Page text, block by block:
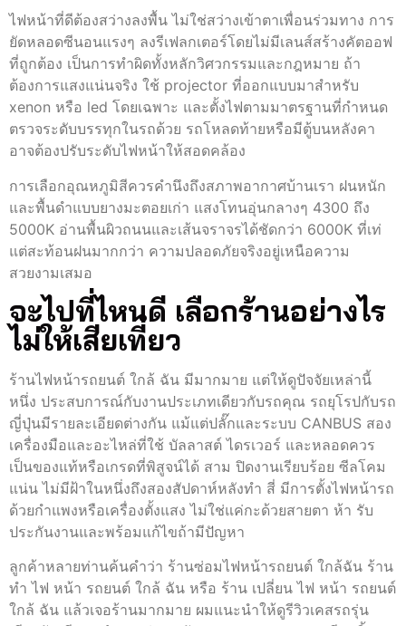
ไฟหน้าที่ดีต้องสว่างลงพื้น ไม่ใช่สว่างเข้าตาเพื่อนร่วมทาง การ
ยัดหลอดซีนอนแรงๆ ลงรีเฟลกเตอร์โดยไม่มีเลนส์สร้างคัตออฟ
ที่ถูกต้อง เป็นการทำผิดทั้งหลักวิศวกรรมและกฎหมาย ถ้า
ต้องการแสงแน่นจริง ใช้ projector ที่ออกแบบมาสำหรับ
xenon หรือ led โดยเฉพาะ และตั้งไฟตามมาตรฐานที่กำหนด
ตรวจระดับบรรทุกในรถด้วย รถโหลดท้ายหรือมีตู้บนหลังคา
อาจต้องปรับระดับไฟหน้าให้สอดคล้อง
การเลือกอุณหภูมิสีควรคำนึงถึงสภาพอากาศบ้านเรา ฝนหนัก
และพื้นดำแบบยางมะตอยเก่า แสงโทนอุ่นกลางๆ 4300 ถึง
5000K อ่านพื้นผิวถนนและเส้นจราจรได้ชัดกว่า 6000K ที่เท่
แต่สะท้อนฝนมากกว่า ความปลอดภัยจริงอยู่เหนือความ
สวยงามเสมอ
จะไปที่ไหนดี เลือกร้านอย่างไร
ไม่ให้เสียเที่ยว
ร้านไฟหน้ารถยนต์ ใกล้ ฉัน มีมากมาย แต่ให้ดูปัจจัยเหล่านี้
หนึ่ง ประสบการณ์กับงานประเภทเดียวกับรถคุณ รถยุโรปกับรถ
ญี่ปุ่นมีรายละเอียดต่างกัน แม้แต่ปลั๊กและระบบ CANBUS สอง
เครื่องมือและอะไหล่ที่ใช้ บัลลาสต์ ไดรเวอร์ และหลอดควร
เป็นของแท้หรือเกรดที่พิสูจน์ได้ สาม ปิดงานเรียบร้อย ซีลโคม
แน่น ไม่มีฝ้าในหนึ่งถึงสองสัปดาห์หลังทำ สี่ มีการตั้งไฟหน้ารถ
ด้วยกำแพงหรือเครื่องตั้งแสง ไม่ใช่แค่กะด้วยสายตา ห้า รับ
ประกันงานและพร้อมแก้ไขถ้ามีปัญหา
ลูกค้าหลายท่านค้นคำว่า ร้านซ่อมไฟหน้ารถยนต์ ใกล้ฉัน ร้าน
ทํา ไฟ หน้า รถยนต์ ใกล้ ฉัน หรือ ร้าน เปลี่ยน ไฟ หน้า รถยนต์
ใกล้ ฉัน แล้วเจอร้านมากมาย ผมแนะนำให้ดูรีวิวเคสรถรุ่น